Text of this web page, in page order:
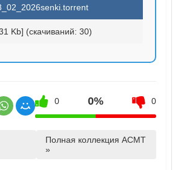
Kb] (cкачиваний: 30)
0 0% 0
Полная коллекция ACMT
»